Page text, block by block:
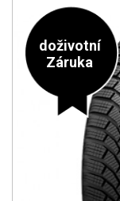
doživotní
Záruka